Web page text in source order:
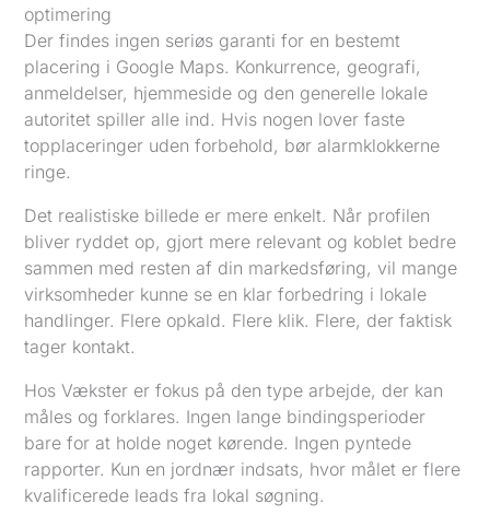
optimering
Der findes ingen seriøs garanti for en bestemt
placering i Google Maps. Konkurrence, geografi,
anmeldelser, hjemmeside og den generelle lokale
autoritet spiller alle ind. Hvis nogen lover faste
topplaceringer uden forbehold, bør alarmklokkerne
ringe.
Det realistiske billede er mere enkelt. Når profilen
bliver ryddet op, gjort mere relevant og koblet bedre
sammen med resten af din markedsføring, vil mange
virksomheder kunne se en klar forbedring i lokale
handlinger. Flere opkald. Flere klik. Flere, der faktisk
tager kontakt.
Hos Vækster er fokus på den type arbejde, der kan
måles og forklares. Ingen lange bindingsperioder
bare for at holde noget kørende. Ingen pyntede
rapporter. Kun en jordnær indsats, hvor målet er flere
kvalificerede leads fra lokal søgning.